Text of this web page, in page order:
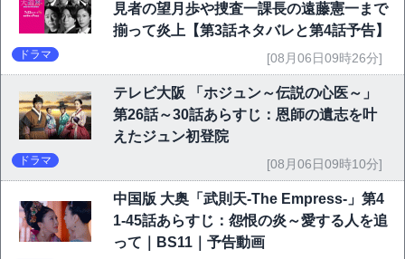
見者の望月歩や捜査一課長の遠藤憲一まで
揃って炎上【第3話ネタバレと第4話予告】
ドラマ [08月06日09時26分]
テレビ大阪 「ホジュン～伝説の心医～」
第26話～30話あらすじ：恩師の遺志を叶
えたジュン初登院
ドラマ [08月06日09時10分]
中国版 大奥「武則天-The Empress-」第4
1-45話あらすじ：怨恨の炎～愛する人を追
って｜BS11｜予告動画